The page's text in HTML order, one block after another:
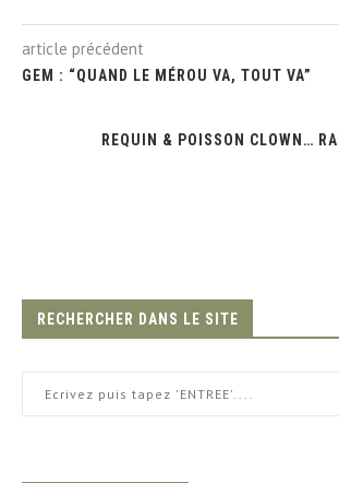
article précédent
GEM : “QUAND LE MÉROU VA, TOUT VA”
REQUIN & POISSON CLOWN…
RECHERCHER DANS LE SITE